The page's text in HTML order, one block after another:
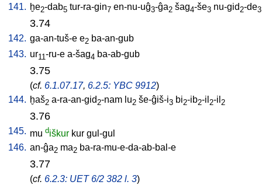
141. ḫe2-dab5 tur-ra-gin7 en-nu-uĝ3-ĝa2 šag4-še3 nu-gid 2-de3
3.74
142. ga-an-tuš-e e2 ba-an-gub
143. ur11 -ru-e a-šag4 ba-ab-gub
3.75
(cf. 6.1.07.17, 6.2.5: YBC 9912)
144. ḫaš2 a-ra-an-gid 2-nam lu2 še-ĝiš-i3 bi2-ib2-il 2-il 2
3.76
145. mu diškur kur gul-gul
146. an-ĝa2 ma2 ba-ra-mu-e-da-ab-bal-e
3.77
(cf. 6.2.3: UET 6/2 382 l. 3)